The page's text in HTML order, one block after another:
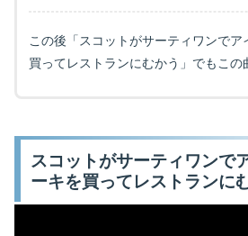
この後「スコットがサーティワンでア
買ってレストランにむかう」でもこの
スコットがサーティワンで
ーキを買ってレストランに